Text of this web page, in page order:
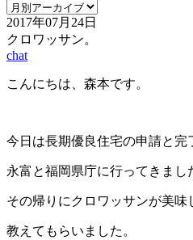
2017年07月24日
クロワッサン。
chat
こんにちは、森本です。
今日は長期優良住宅の申請と完
永富と福岡県庁に行ってきまし
その帰りにクロワッサンが美味
教えてもらいました。